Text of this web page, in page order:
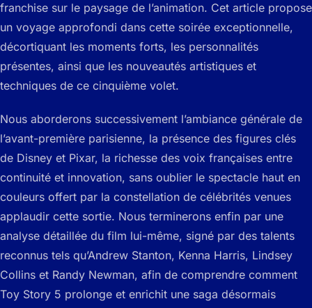
franchise sur le paysage de l’animation. Cet article propose
un voyage approfondi dans cette soirée exceptionnelle,
décortiquant les moments forts, les personnalités
présentes, ainsi que les nouveautés artistiques et
techniques de ce cinquième volet.
Nous aborderons successivement l’ambiance générale de
l’avant-première parisienne, la présence des figures clés
de Disney et Pixar, la richesse des voix françaises entre
continuité et innovation, sans oublier le spectacle haut en
couleurs offert par la constellation de célébrités venues
applaudir cette sortie. Nous terminerons enfin par une
analyse détaillée du film lui-même, signé par des talents
reconnus tels qu’Andrew Stanton, Kenna Harris, Lindsey
Collins et Randy Newman, afin de comprendre comment
Toy Story 5 prolonge et enrichit une saga désormais